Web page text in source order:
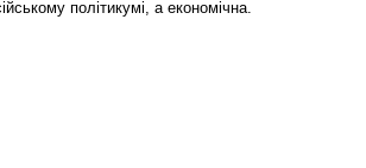
політикумі, а економічна.